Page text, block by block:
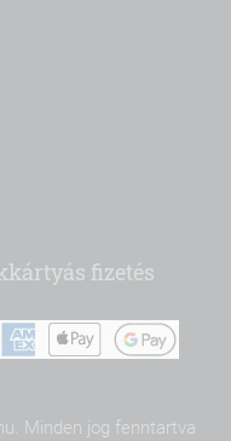
fizetés
Minden jog fenntartva